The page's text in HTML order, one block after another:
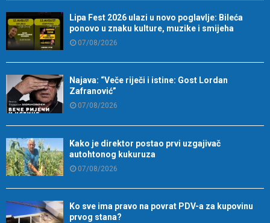
Lipa Fest 2026 ulazi u novo poglavlje: Bileća
ponovo u znaku kulture, muzike i smijeha
07/08/2026
Najava: “Veče riječi i istine: Gost Lordan
Zafranović”
07/08/2026
Kako je direktor postao prvi uzgajivač
autohtonog kukuruza
07/08/2026
Ko sve ima pravo na povrat PDV-a za kupovinu
prvog stana?